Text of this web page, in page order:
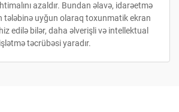
azaldır. Bundan əlavə, idarəetmə
tələbinə uyğun olaraq toxunmatik ekran
edilə bilər, daha əlverişli və intellektual
işlətmə təcrübəsi yaradır.